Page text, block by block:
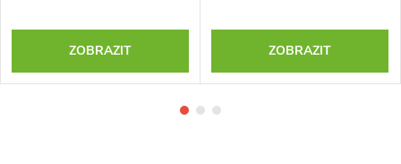
ZOBRAZIT ZOBRAZIT